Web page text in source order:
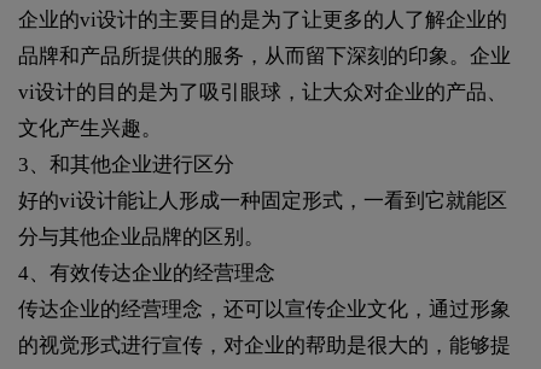
企业的vi设计的主要目的是为了让更多的人了解企业的
品牌和产品所提供的服务，从而留下深刻的印象。企业
vi设计的目的是为了吸引眼球，让大众对企业的产品、
文化产生兴趣。
3、和其他企业进行区分
好的vi设计能让人形成一种固定形式，一看到它就能区
分与其他企业品牌的区别。
4、有效传达企业的经营理念
传达企业的经营理念，还可以宣传企业文化，通过形象
的视觉形式进行宣传，对企业的帮助是很大的，能够提